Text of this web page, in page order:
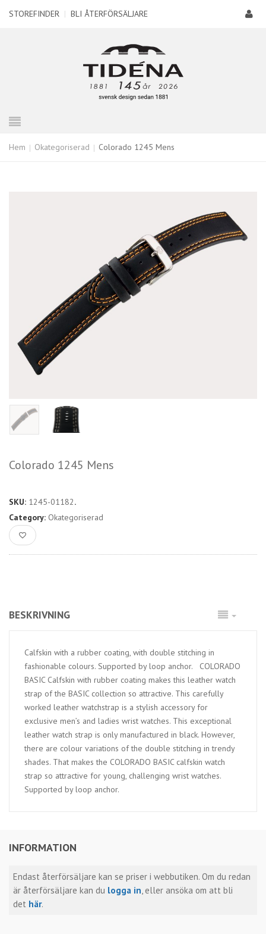
STOREFINDER | BLI ÅTERFÖRSÄLJARE
Hem Okategoriserad Colorado 1245 Mens
INFORMATION
Endast återförsäljare kan se priser i webbutiken. Om du redan
är återförsäljare kan du logga in, eller ansöka om att bli
det här.
Colorado 1245 Mens
SKU: 1245-01182.
Category: Okategoriserad
BESKRIVNING
Calfskin with a rubber coating, with double stitching in
fashionable colours. Supported by loop anchor. COLORADO
BASIC Calfskin with rubber coating makes this leather watch
strap of the BASIC collection so attractive. This carefully
worked leather watchstrap is a stylish accessory for
exclusive men’s and ladies wrist watches. This exceptional
leather watch strap is only manufactured in black. However,
there are colour variations of the double stitching in trendy
shades. That makes the COLORADO BASIC calfskin watch
strap so attractive for young, challenging wrist watches.
Supported by loop anchor.